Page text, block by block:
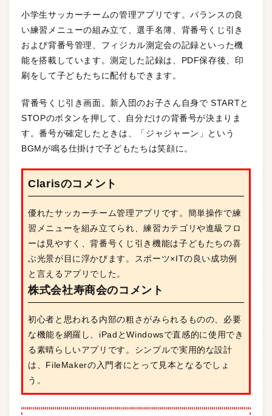
小学生サッカーチームの管理アプリです。バランスの良
い練習メニューの組み立て、選手名簿、背番号くじ引き
および背番号管理、フィジカル測定会の記録といった機
能を搭載しています。測定した記録は、PDF保存後、印
刷をして子どもたちに配付もできます。
背番号くじ引き画面。新入団のお子さん自身で STARTと
STOPのボタンを押して、自分だけの背番号が決まりま
す。番号が確定したときは、「ジャジャーン」という
BGMが鳴る仕掛けで子どもたちは笑顔に。
Clarisのコメント
優れたサッカーチーム管理アプリです。簡単操作で練
習メニューを組み立てられ、練習カテゴリや進級フロ
ーは見やすく、背番号くじ引き機能は子どもたちの喜
ぶ光景が目に浮かびます。スポーツ×ITの良い成功例
と言えるアプリでした。
株式会社寿商会のコメント
初心者と思われる内部の粗さがみられるものの、必要
な機能を網羅し、iPadとWindowsで直感的に使用でき
る素晴らしいアプリです。シンプルで実用的な設計
は、FileMakerの入門者にとって見本となるでしょ
う。